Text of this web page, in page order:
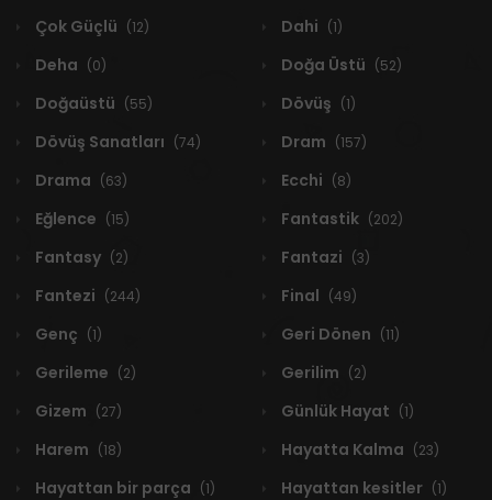
Çok Güçlü (12) Dahi (1)
Deha (0) Doğa Üstü (52)
Doğaüstü (55) Dövüş (1)
Dövüş Sanatları (74) Dram (157)
Drama (63) Ecchi (8)
Eğlence (15) Fantastik (202)
Fantasy (2) Fantazi (3)
Fantezi (244) Final (49)
Genç (1) Geri Dönen (11)
Gerileme (2) Gerilim (2)
Gizem (27) Günlük Hayat (1)
Harem (18) Hayatta Kalma (23)
Hayattan bir parça (1) Hayattan kesitler (1)